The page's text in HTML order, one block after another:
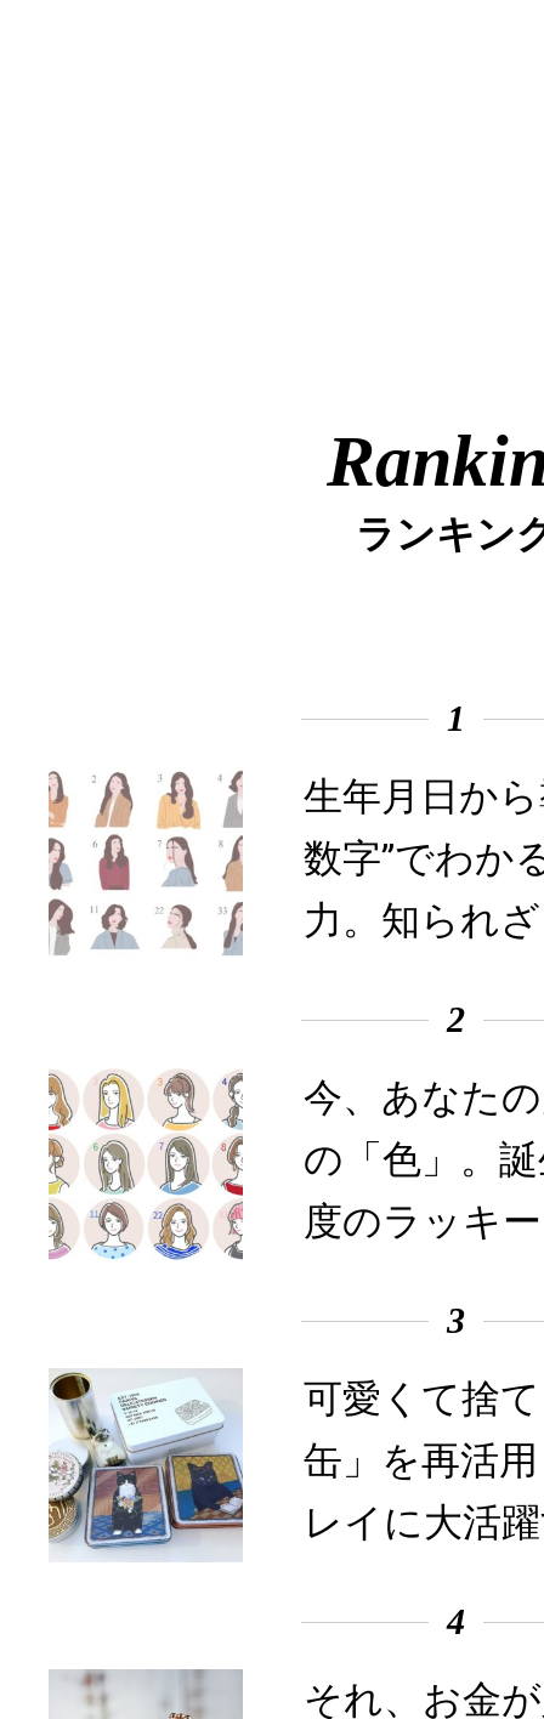
ランキン
1
生年月日か
数字”でわか
力。知られ
2
今、あなた
の「色」。
度のラッキ
3
可愛くて捨
缶」を再活
レイに大活
4
それ、お金